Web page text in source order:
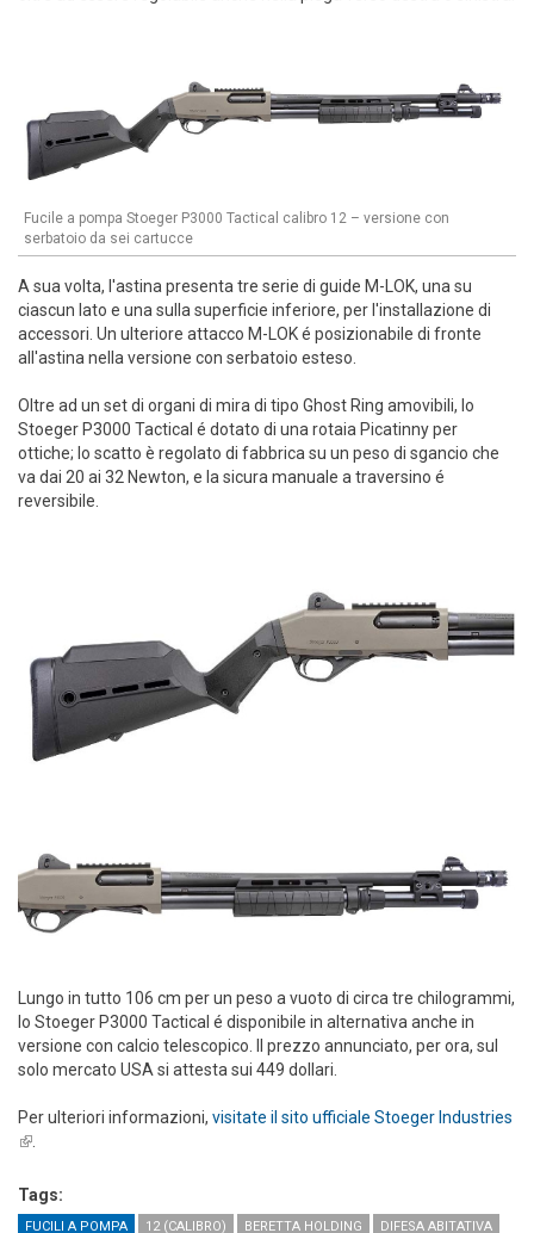
Fucile a pompa Stoeger P3000 Tactical calibro 12 – versione con
serbatoio da sei cartucce
A sua volta, l'astina presenta tre serie di guide M-LOK, una su
ciascun lato e una sulla superficie inferiore, per l'installazione di
accessori. Un ulteriore attacco M-LOK é posizionabile di fronte
all'astina nella versione con serbatoio esteso.
Oltre ad un set di organi di mira di tipo Ghost Ring amovibili, lo
Stoeger P3000 Tactical é dotato di una rotaia Picatinny per
ottiche; lo scatto è regolato di fabbrica su un peso di sgancio che
va dai 20 ai 32 Newton, e la sicura manuale a traversino é
reversibile.
Lungo in tutto 106 cm per un peso a vuoto di circa tre chilogrammi,
lo Stoeger P3000 Tactical é disponibile in alternativa anche in
versione con calcio telescopico. Il prezzo annunciato, per ora, sul
solo mercato USA si attesta sui 449 dollari.
Per ulteriori informazioni, visitate il sito ufficiale Stoeger Industries
(link is external)
Tags:
FUCILI A POMPA 12 (CALIBRO) BERETTA HOLDING DIFESA ABITATIVA